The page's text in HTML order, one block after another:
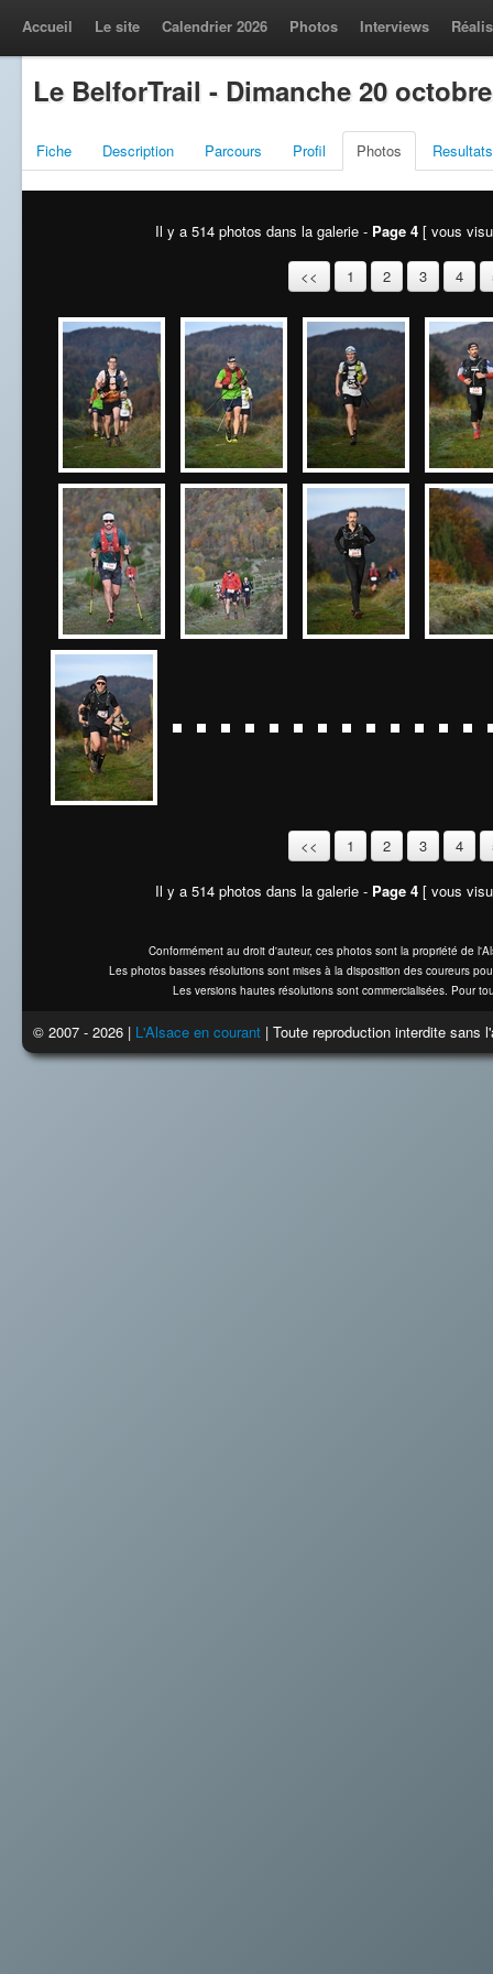
Accueil Le site Calendrier 2026 Photos Interviews
Le BelforTrail - Dimanche 20
Fiche Description Parcours Profil Photos Resultats
Il y a 514 photos dans la galerie - Page 4[ vous
<< 1 2 3 4
<< 1 2 3 4
Il y a 514 photos dans la galerie - Page 4[ vous
Conformément au droit d'auteur, ces photos sont la propriété de
Les photos basses résolutions sont mises à la disposition des coureurs
Les versions hautes résolutions sont commercialisées. Pour
© 2007 - 2026 | L'Alsace en courant | Toute reproduction interdite sans